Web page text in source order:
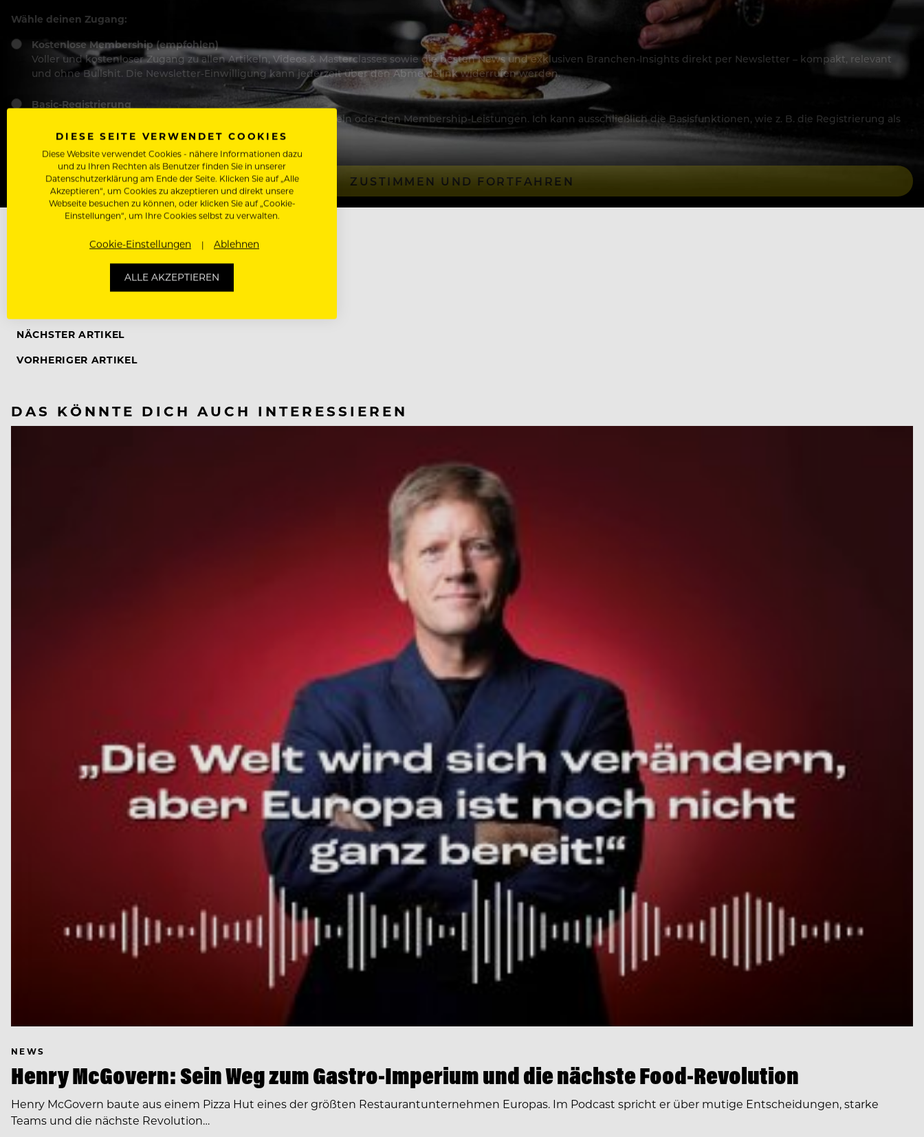
Wähle deinen Zugang:
Kostenlose Membership (empfohlen)
Voller und kostenloser Zugang zu allen Artikeln, Videos & Masterclasses sowie die besten News und exklusiven Branchen-Insights direkt per Newsletter – kompakt, relevant
und ohne Bullshit. Die Newsletter-Einwilligung kann jederzeit über den Abmeldelink widerrufen werden.
Basic-Registrierung
Mit der Basic-Registrierung habe ich KEINEN Zugang zu Artikeln oder den Membership-Leistungen. Ich kann ausschließlich die Basisfunktionen, wie z. B. die Registrierung als
Bewerber, nutzen.
ZUSTIMMEN UND FORTFAHREN
NÄCHSTER ARTIKEL
VORHERIGER ARTIKEL
DAS KÖNNTE DICH AUCH INTERESSIEREN
NEWS
Henry McGovern: Sein Weg zum Gastro-Imperium und die nächste Food-Revolution
Henry McGovern baute aus einem Pizza Hut eines der größten Restaurantunternehmen Europas. Im Podcast spricht er über mutige Entscheidungen, starke
Teams und die nächste Revolution…
DIESE SEITE VERWENDET COOKIES
Diese Website verwendet Cookies - nähere Informationen dazu
und zu Ihren Rechten als Benutzer finden Sie in unserer
Datenschutzerklärung am Ende der Seite. Klicken Sie auf „Alle
Akzeptieren“, um Cookies zu akzeptieren und direkt unsere
Webseite besuchen zu können, oder klicken Sie auf „Cookie-
Einstellungen“, um Ihre Cookies selbst zu verwalten.
Cookie-Einstellungen Ablehnen
ALLE AKZEPTIEREN